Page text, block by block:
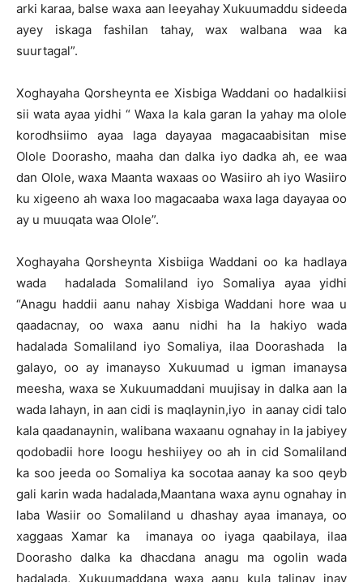
arki karaa, balse waxa aan leeyahay Xukuumaddu sideeda
ayey iskaga fashilan tahay, wax walbana waa ka
suurtagal”.
Xoghayaha Qorsheynta ee Xisbiga Waddani oo hadalkiisi
sii wata ayaa yidhi “ Waxa la kala garan la yahay ma olole
korodhsiimo ayaa laga dayayaa magacaabisitan mise
Olole Doorasho, maaha dan dalka iyo dadka ah, ee waa
dan Olole, waxa Maanta waxaas oo Wasiiro ah iyo Wasiiro
ku xigeeno ah waxa loo magacaaba waxa laga dayayaa oo
ay u muuqata waa Olole”.
Xoghayaha Qorsheynta Xisbiiga Waddani oo ka hadlaya
wada hadalada Somaliland iyo Somaliya ayaa yidhi
“Anagu haddii aanu nahay Xisbiga Waddani hore waa u
qaadacnay, oo waxa aanu nidhi ha la hakiyo wada
hadalada Somaliland iyo Somaliya, ilaa Doorashada la
galayo, oo ay imanayso Xukuumad u igman imanaysa
meesha, waxa se Xukuumaddani muujisay in dalka aan la
wada lahayn, in aan cidi is maqlaynin,iyo in aanay cidi talo
kala qaadanaynin, walibana waxaanu ognahay in la jabiyey
qodobadii hore loogu heshiiyey oo ah in cid Somaliland
ka soo jeeda oo Somaliya ka socotaa aanay ka soo qeyb
gali karin wada hadalada,Maantana waxa aynu ognahay in
laba Wasiir oo Somaliland u dhashay ayaa imanaya, oo
xaggaas Xamar ka imanaya oo iyaga qaabilaya, ilaa
Doorasho dalka ka dhacdana anagu ma ogolin wada
hadalada, Xukuumaddana waxa aanu kula talinay inay